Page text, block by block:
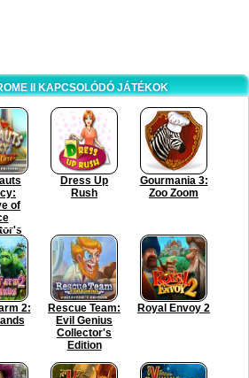
II KAPCSOLÓDÓ JÁTÉKOK
of
Dress Up
Rush
Gourmania 3:
Zoo Zoom
2:
Rescue Team:
Evil Genius
Collector's
Edition
Royal Envoy 2